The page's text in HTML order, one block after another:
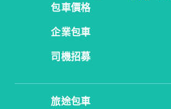
包車價格
企業包車
司機招募
旅途包車